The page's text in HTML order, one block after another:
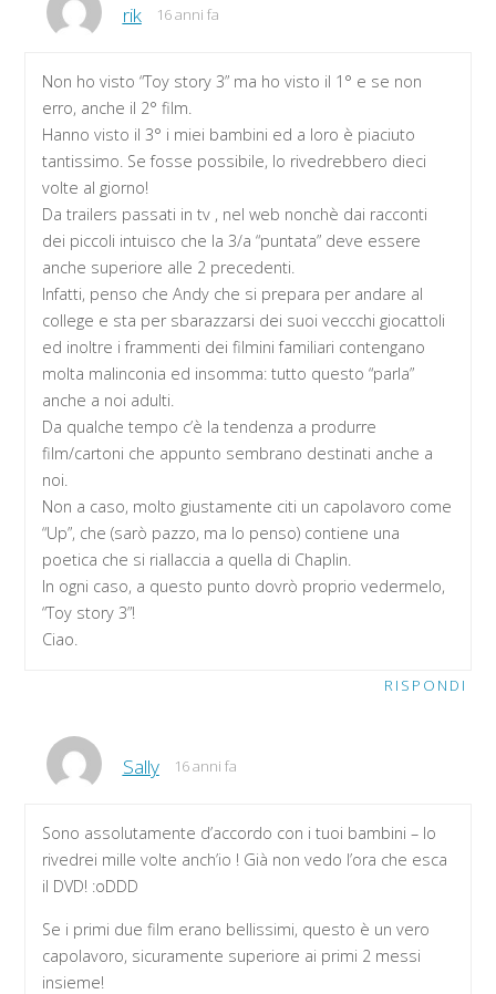
rik 16 anni fa
Non ho visto “Toy story 3” ma ho visto il 1° e se non
erro, anche il 2° film.
Hanno visto il 3° i miei bambini ed a loro è piaciuto
tantissimo. Se fosse possibile, lo rivedrebbero dieci
volte al giorno!
Da trailers passati in tv , nel web nonchè dai racconti
dei piccoli intuisco che la 3/a “puntata” deve essere
anche superiore alle 2 precedenti.
Infatti, penso che Andy che si prepara per andare al
college e sta per sbarazzarsi dei suoi veccchi giocattoli
ed inoltre i frammenti dei filmini familiari contengano
molta malinconia ed insomma: tutto questo “parla”
anche a noi adulti.
Da qualche tempo c’è la tendenza a produrre
film/cartoni che appunto sembrano destinati anche a
noi.
Non a caso, molto giustamente citi un capolavoro come
“Up”, che (sarò pazzo, ma lo penso) contiene una
poetica che si riallaccia a quella di Chaplin.
In ogni caso, a questo punto dovrò proprio vedermelo,
“Toy story 3”!
Ciao.
RISPONDI
Sally 16 anni fa
Sono assolutamente d’accordo con i tuoi bambini – lo
rivedrei mille volte anch’io ! Già non vedo l’ora che esca
il DVD! :oDDD
Se i primi due film erano bellissimi, questo è un vero
capolavoro, sicuramente superiore ai primi 2 messi
insieme!